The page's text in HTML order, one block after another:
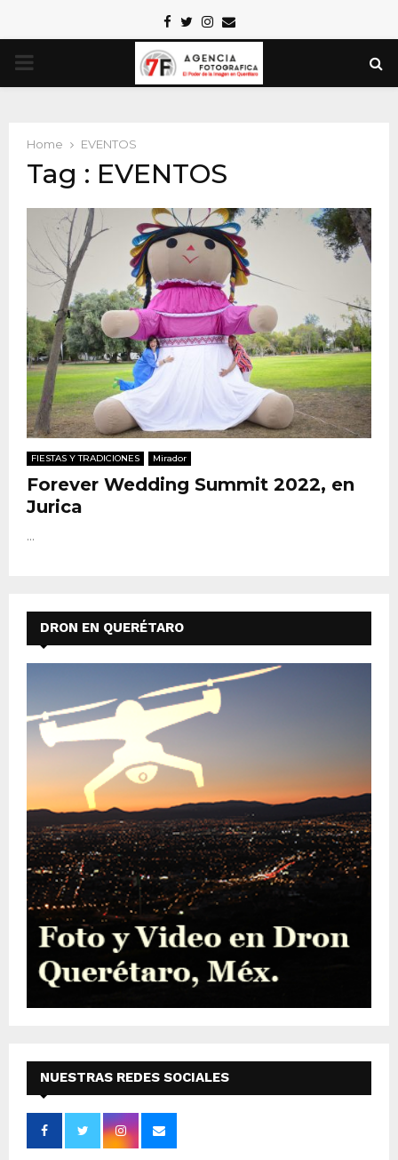
Facebook
TwitterInstagram
Email
PRIMARY
Home EVENTOS
Tag : EVENTOS
FIESTAS Y TRADICIONES Mirador
Forever Wedding Summit 2022, en
Jurica
...
DRON EN QUERÉTARO
NUESTRAS REDES SOCIALES